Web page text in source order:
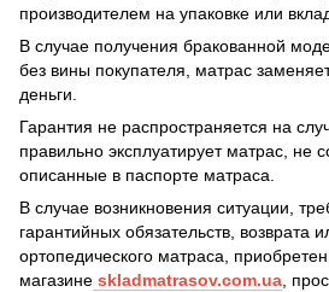
производителем на упаковке или
В случае получения бракованной
без вины покупателя, матрас
деньги.
Гарантия не распространяется на
правильно эксплуатирует матрас, не
описанные в паспорте матраса.
В случае возникновения ситуации,
гарантийных обязательств, возврата
ортопедического матраса,
магазине skladmatrasov.com.ua ,